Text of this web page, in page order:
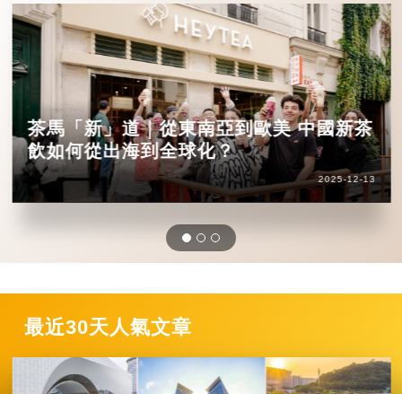
茶馬「新」道｜從東南亞到歐美 中國新茶
飲如何從出海到全球化？
2025-12-13
最近30天人氣文章